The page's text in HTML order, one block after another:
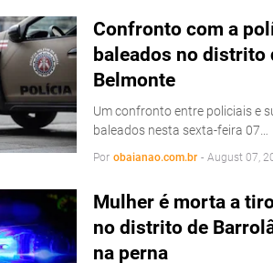
Confronto com a
baleados no distrito
Belmonte
Um confronto entre policiais e
baleados nesta sexta-feira 07…
Por obaianao.com.br - August 07,
Mulher é morta a
no distrito de
na perna